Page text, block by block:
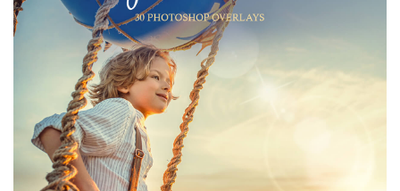
Entire Collection
(1783 Overlays)
Large 6000*4000px
Ücretsiz indirin